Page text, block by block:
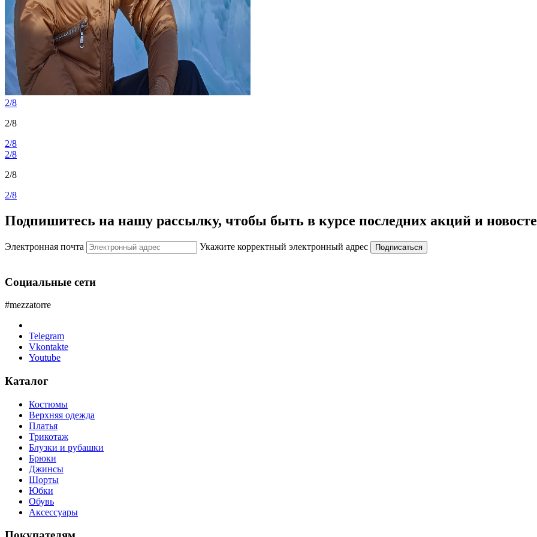
2/8
2/8
2/8
2/8
2/8
2/8
Подпишитесь на нашу рассылку, чтобы быть в курсе последних акций и
Электронная почта Укажите корректный электронный адрес Подписаться
Социальные сети
#mezzatorre
Telegram
Vkontakte
Youtube
Каталог
Костюмы
Верхняя одежда
Платья
Трикотаж
Блузки и рубашки
Брюки
Джинсы
Шорты
Юбки
Обувь
Аксессуары